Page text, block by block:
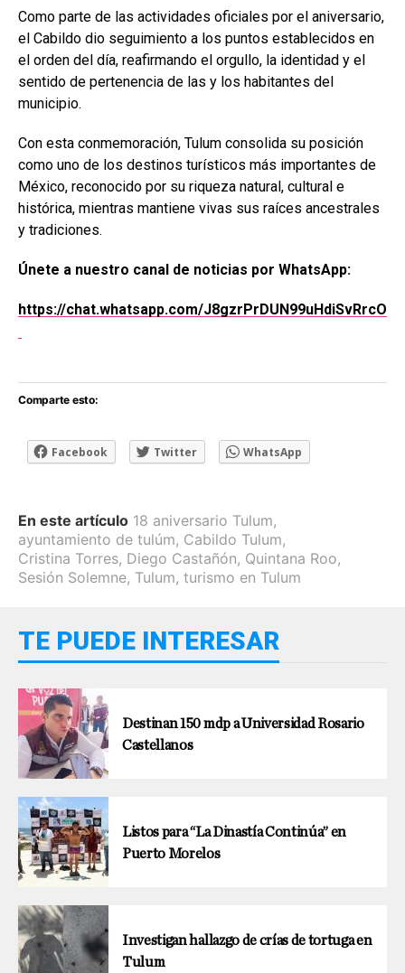
Como parte de las actividades oficiales por el aniversario,
el Cabildo dio seguimiento a los puntos establecidos en
el orden del día, reafirmando el orgullo, la identidad y el
sentido de pertenencia de las y los habitantes del
municipio.
Con esta conmemoración, Tulum consolida su posición
como uno de los destinos turísticos más importantes de
México, reconocido por su riqueza natural, cultural e
histórica, mientras mantiene vivas sus raíces ancestrales
y tradiciones.
Únete a nuestro canal de noticias por WhatsApp:
https://chat.whatsapp.com/J8gzrPrDUN99uHdiSvRrcO
Comparte esto:
Facebook Twitter WhatsApp
En este artículo 18 aniversario Tulum,
ayuntamiento de tulúm, Cabildo Tulum,
Cristina Torres, Diego Castañón, Quintana Roo,
Sesión Solemne, Tulum, turismo en Tulum
TE PUEDE INTERESAR
Destinan 150 mdp a Universidad Rosario
Castellanos
Listos para “La Dinastía Continúa” en
Puerto Morelos
Investigan hallazgo de crías de tortuga en
Tulum